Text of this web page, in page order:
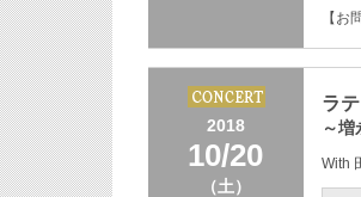
【
2018
10/20
（土）
ラ
～
With